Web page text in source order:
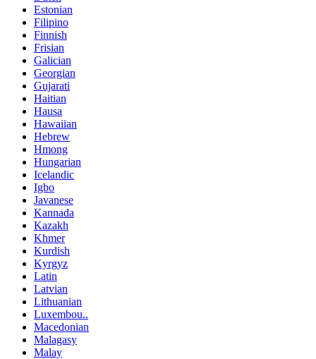
Estonian
Filipino
Finnish
Frisian
Galician
Georgian
Gujarati
Haitian
Hausa
Hawaiian
Hebrew
Hmong
Hungarian
Icelandic
Igbo
Javanese
Kannada
Kazakh
Khmer
Kurdish
Kyrgyz
Latin
Latvian
Lithuanian
Luxembou..
Macedonian
Malagasy
Malay